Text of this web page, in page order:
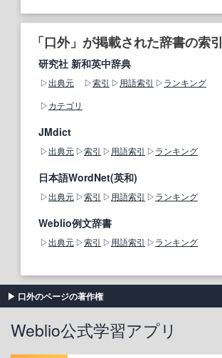
「口外」が掲載された辞書の索引
研究社 新和英中辞典
出典元 索引 用語索引
ランキング
カテゴリ
JMdict
出典元 索引 用語索引 ランキング
日本語WordNet(英和)
出典元 索引 用語索引 ランキング
Weblio例文辞書
出典元 索引 用語索引 ランキング
口外のページの著作権
Weblio公式学習アプリ